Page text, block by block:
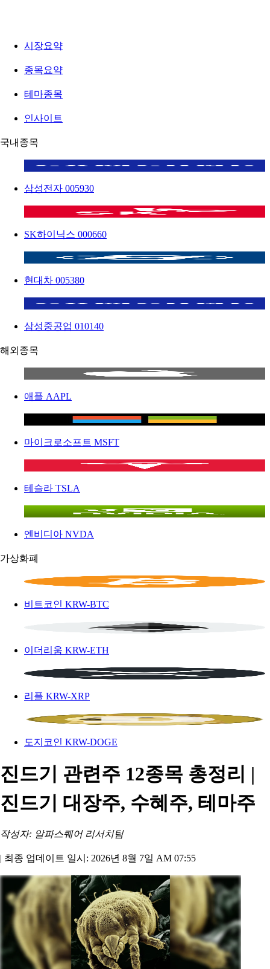
시장요약
종목요약
테마종목
인사이트
국내종목
삼성전자 005930
SK하이닉스 000660
현대차 005380
삼성중공업 010140
해외종목
애플 AAPL
마이크로소프트 MSFT
테슬라 TSLA
엔비디아 NVDA
가상화폐
비트코인 KRW-BTC
이더리움 KRW-ETH
리플 KRW-XRP
도지코인 KRW-DOGE
진드기 관련주 12종목 총정리 |
진드기 대장주, 수혜주, 테마주
작성자: 알파스퀘어 리서치팀
| 최종 업데이트 일시: 2026년 8월 7일 AM 07:55